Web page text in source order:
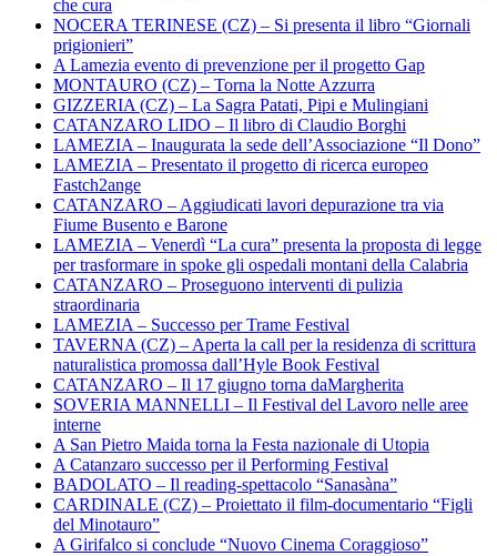
che cura
NOCERA TERINESE (CZ) – Si presenta il libro “Giornali
prigionieri”
A Lamezia evento di prevenzione per il progetto Gap
MONTAURO (CZ) – Torna la Notte Azzurra
GIZZERIA (CZ) – La Sagra Patati, Pipi e Mulingiani
CATANZARO LIDO – Il libro di Claudio Borghi
LAMEZIA – Inaugurata la sede dell’Associazione “Il Dono”
LAMEZIA – Presentato il progetto di ricerca europeo
Fastch2ange
CATANZARO – Aggiudicati lavori depurazione tra via
Fiume Busento e Barone
LAMEZIA – Venerdì “La cura” presenta la proposta di legge
per trasformare in spoke gli ospedali montani della Calabria
CATANZARO – Proseguono interventi di pulizia
straordinaria
LAMEZIA – Successo per Trame Festival
TAVERNA (CZ) – Aperta la call per la residenza di scrittura
naturalistica promossa dall’Hyle Book Festival
CATANZARO – Il 17 giugno torna daMargherita
SOVERIA MANNELLI – Il Festival del Lavoro nelle aree
interne
A San Pietro Maida torna la Festa nazionale di Utopia
A Catanzaro successo per il Performing Festival
BADOLATO – Il reading-spettacolo “Sanasàna”
CARDINALE (CZ) – Proiettato il film-documentario “Figli
del Minotauro”
A Girifalco si conclude “Nuovo Cinema Coraggioso”